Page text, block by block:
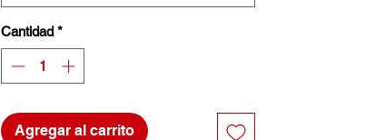
Cantidad *
Agregar al carrito